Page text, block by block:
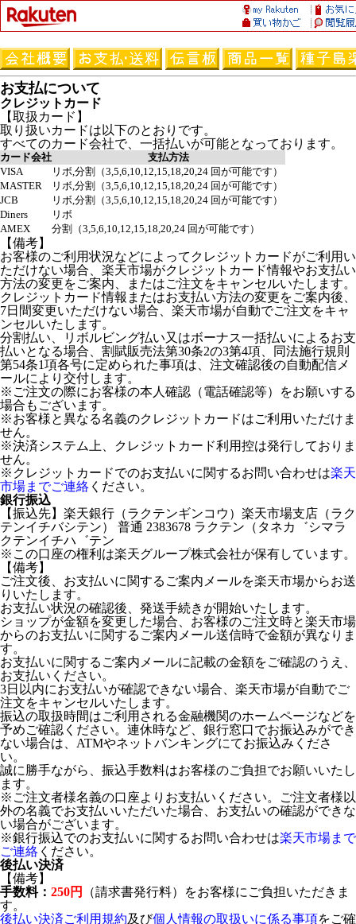
お支払について
クレジットカード
【取扱カード】
取り扱いカードは以下のとおりです。
すべてのカード会社で、一括払いが可能となっております。
カード会社
支払方法
VISA
リボ,分割（3,5,6,10,12,15,18,20,24 回が可能です）
MASTER
リボ,分割（3,5,6,10,12,15,18,20,24 回が可能です）
JCB
リボ,分割（3,5,6,10,12,15,18,20,24 回が可能です）
Diners
リボ
AMEX
分割（3,5,6,10,12,15,18,20,24 回が可能です）
【備考】
お客様のご利用状況などによってクレジットカードがご利用い
ただけない場合、楽天市場がクレジットカード情報やお支払い
方法の変更をご案内、またはご注文をキャンセルいたします。
クレジットカード情報またはお支払い方法の変更をご案内後、
7日間変更いただけない場合、楽天市場が自動でご注文をキャ
ンセルいたします。
分割払い、リボルビング払い又はボーナス一括払いによるお支
払いとなる場合、割賦販売法第30条2の3第4項、同法施行規則
第54条1項各号に定められた事項は、注文確認後の自動配信メ
ールにより交付します。
※ご注文の際にお客様の本人確認（電話確認等）をお願いする
場合もございます。
※お客様と異なる名義のクレジットカードはご利用いただけま
せん。
※決済システム上、クレジットカード利用控は発行しておりま
せん。
※クレジットカードでのお支払いに関するお問い合わせは楽天
市場までご連絡 ください。
銀行振込
【振込先】楽天銀行（ラクテンギンコウ）楽天市場支店（ラク
テンイチバシテン） 普通 2383678 ラクテン（タネカ゛シマラ
クテンイチハ゛テン
※この口座の権利は楽天グループ株式会社が保有しています。
【備考】
ご注文後、お支払いに関するご案内メールを楽天市場からお送
りいたします。
お支払い状況の確認後、発送手続きが開始いたします。
ショップが金額を変更した場合、お客様のご注文時と楽天市場
からのお支払いに関するご案内メール送信時で金額が異なりま
す。
お支払いに関するご案内メールに記載の金額をご確認のうえ、
お支払いください。
3日以内にお支払いが確認できない場合、楽天市場が自動でご
注文をキャンセルいたします。
振込の取扱時間はご利用される金融機関のホームページなどを
予めご確認ください。連休時など、銀行窓口でお振込みができ
ない場合は、ATMやネットバンキングにてお振込みくださ
い。
誠に勝手ながら、振込手数料はお客様のご負担でお願いいたし
ます。
※ご注文者様名義の口座よりお支払いください。ご注文者様以
外の名義でお支払いいただいた場合、お支払いの確認ができな
い場合がございます。
※銀行振込でのお支払いに関するお問い合わせは楽天市場まで
ご連絡 ください。
後払い決済
【備考】
手数料： 250円
（請求書発行料）をお客様にご負担いただきま
す。
後払い決済ご利用規約及び個人情報の取扱いに係る事項をご確